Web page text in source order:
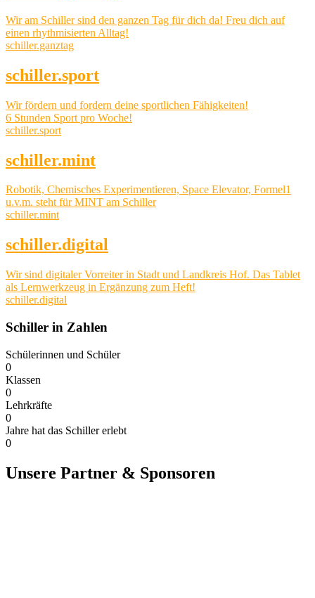
Wir am Schiller sind den ganzen Tag für dich da! Freu dich auf
einen rhythmisierten Alltag!
schiller.ganztag
schiller.sport
Wir fördern und fordern deine sportlichen Fähigkeiten!
6 Stunden Sport pro Woche!
schiller.sport
schiller.mint
Robotik, Chemisches Experimentieren, Space Elevator, Formel1
u.v.m. steht für MINT am Schiller
schiller.mint
schiller.digital
Wir sind digitaler Vorreiter in Stadt und Landkreis Hof. Das Tablet
als Lernwerkzeug in Ergänzung zum Heft!
schiller.digital
Schiller in Zahlen
Schülerinnen und Schüler
0
Klassen
0
Lehrkräfte
0
Jahre hat das Schiller erlebt​
0
Unsere Partner & Sponsoren